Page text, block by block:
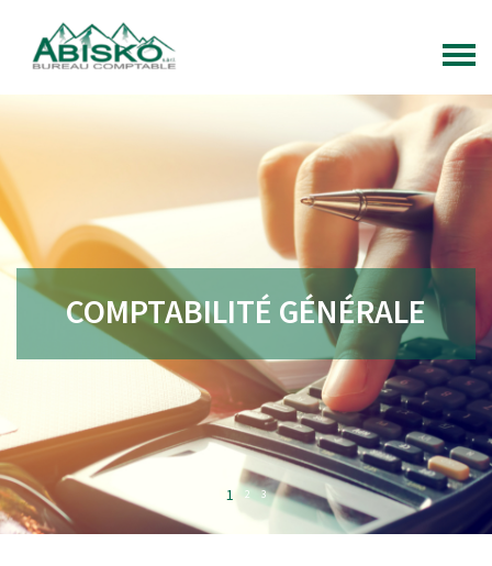
1 2 3
COMPTABILITÉ GÉNÉRALE